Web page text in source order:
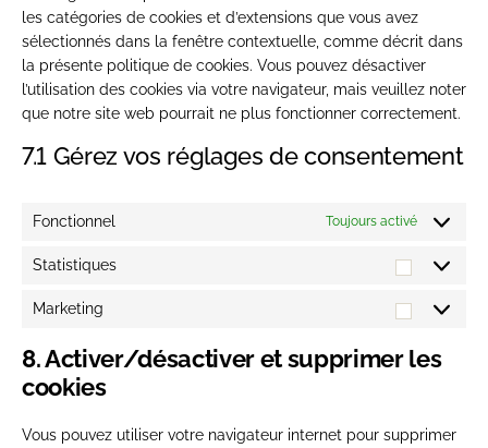
les catégories de cookies et d’extensions que vous avez
sélectionnés dans la fenêtre contextuelle, comme décrit dans
la présente politique de cookies. Vous pouvez désactiver
l’utilisation des cookies via votre navigateur, mais veuillez noter
que notre site web pourrait ne plus fonctionner correctement.
7.1 Gérez vos réglages de consentement
Fonctionnel Toujours activé
Statistiques
Marketing
8. Activer/désactiver et supprimer les
cookies
Vous pouvez utiliser votre navigateur internet pour supprimer